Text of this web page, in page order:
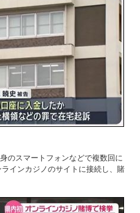
のスマートフォンなどで複数回に
インカジノのサイトに接続し、賭